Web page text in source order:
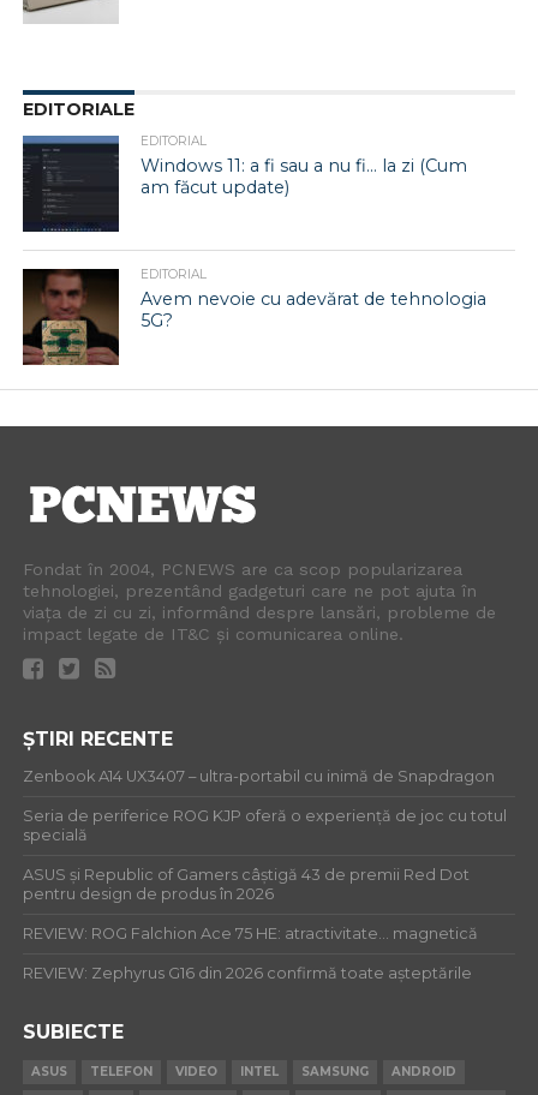
EDITORIALE
EDITORIAL
Windows 11: a fi sau a nu fi… la zi (Cum
am făcut update)
EDITORIAL
Avem nevoie cu adevărat de tehnologia
5G?
Fondat în 2004, PCNEWS are ca scop popularizarea
tehnologiei, prezentând gadgeturi care ne pot ajuta în
viața de zi cu zi, informând despre lansări, probleme de
impact legate de IT&C și comunicarea online.
ȘTIRI RECENTE
Zenbook A14 UX3407 – ultra-portabil cu inimă de Snapdragon
Seria de periferice ROG KJP oferă o experiență de joc cu totul
specială
ASUS și Republic of Gamers câștigă 43 de premii Red Dot
pentru design de produs în 2026
REVIEW: ROG Falchion Ace 75 HE: atractivitate… magnetică
REVIEW: Zephyrus G16 din 2026 confirmă toate așteptările
SUBIECTE
ASUS TELEFON VIDEO INTEL SAMSUNG
ANDROID